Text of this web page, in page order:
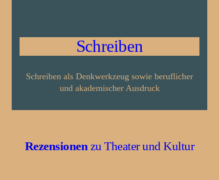
Schreiben
Schreiben als Denk­werk­zeug sowie beruflicher
und akademischer Ausdruck
Rezensionen zu Theater und Kultur